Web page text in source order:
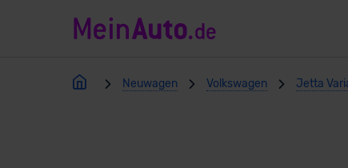
Neuwagen Volkswagen Jetta